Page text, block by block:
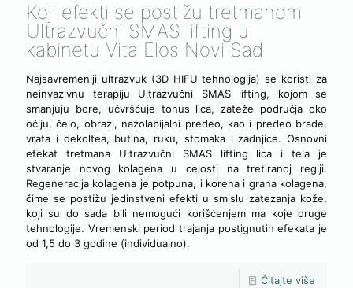
Koji efekti se postižu tretmanom
Ultrazvučni SMAS lifting u
kabinetu Vita Elos Novi Sad
Najsavremeniji ultrazvuk (3D HIFU tehnologija) se koristi za
neinvazivnu terapiju Ultrazvučni SMAS lifting, kojom se
smanjuju bore, učvršćuje tonus lica, zateže područja oko
očiju, čelo, obrazi, nazolabijalni predeo, kao i predeo brade,
vrata i dekoltea, butina, ruku, stomaka i zadnjice. Osnovni
efekat tretmana Ultrazvučni SMAS lifting lica i tela je
stvaranje novog kolagena u celosti na tretiranoj regiji.
Regeneracija kolagena je potpuna, i korena i grana kolagena,
čime se postižu jedinstveni efekti u smislu zatezanja kože,
koji su do sada bili nemogući korišćenjem ma koje druge
tehnologije. Vremenski period trajanja postignutih efekata je
od 1,5 do 3 godine (individualno).
Čitajte više